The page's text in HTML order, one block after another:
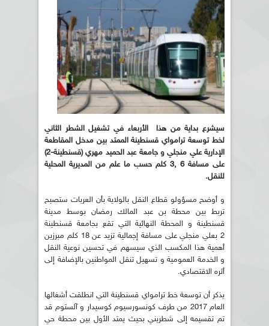
سيشرع بداية من هذا الأربعاء في تشغيل الشطر الثاني
لخط توسعة ترامواي قسنطينة الممتد بين مدخل المقاطعة
الإدارية علي منجلي و جامعة عبد الحميد مهري (قسنطينة-2)
على مسافة 6 ,3 كلم حسب ما علم من المديرية المحلية
للنقل.
و أوضح مسؤولو قطاع النقل بالولاية بأن العربات ستصبح
تربط بين محطة بن عبد المالك رمضان بوسط مدينة
قسنطينة و المحطة النهائية التي تقع بجامعة قسنطينة
2 بعلي منجلي على مسافة إجمالية تزيد عن 18 كلم مبرزين
أهمية هذا المكسب الذي سيسهم في تحسين نوعية النقل
و الخدمة العمومية و تسهيل تنقل المواطنين بالإضافة إلى
أثره الاقتصادي.
يذكر أن توسعة خط ترامواي قسنطينة التي انطلقت أشغالها
العام 2017 من طرف كونسورسيوم كوسيدار و آلستوم قد
تم تقسيمه إلى شطريني بحيث يمتد الأول بين محطة حي